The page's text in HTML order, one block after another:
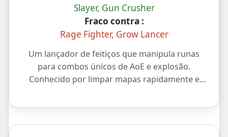
Slayer, Gun Crusher
Fraco contra :
Rage Fighter, Grow Lancer
Um lançador de feitiços que manipula runas
para combos únicos de AoE e explosão.
Conhecido por limpar mapas rapidamente e